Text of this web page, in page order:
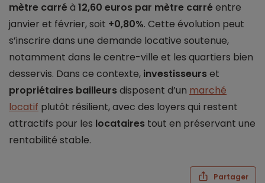
mètre carréà 12,60 euros par mètre carréentre
janvier et février, soit +0,80%. Cette évolution peut
s’inscrire dans une demande locative soutenue,
notamment dans le centre-ville et les quartiers bien
desservis. Dans ce contexte, investisseurset
propriétaires bailleursdisposent d’un marché
locatif plutôt résilient, avec des loyers qui restent
attractifs pour les locataires tout en préservant une
rentabilité stable.
Partager